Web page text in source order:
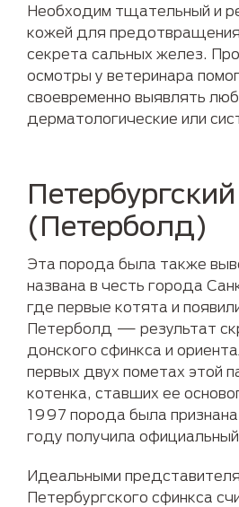
Необходим тщательный и
кожей для предотвращения
секрета сальных желез.
осмотры у ветеринара
своевременно выявлять
дерматологические или
(Петерболд)
Эта порода была также
названа в честь города
где первые котята и
Петерболд — результат
донского сфинкса и
первых двух пометах этой
котенка, ставших ее
1997 порода была
году получила официальный
Идеальными
Петербургского сфинкса